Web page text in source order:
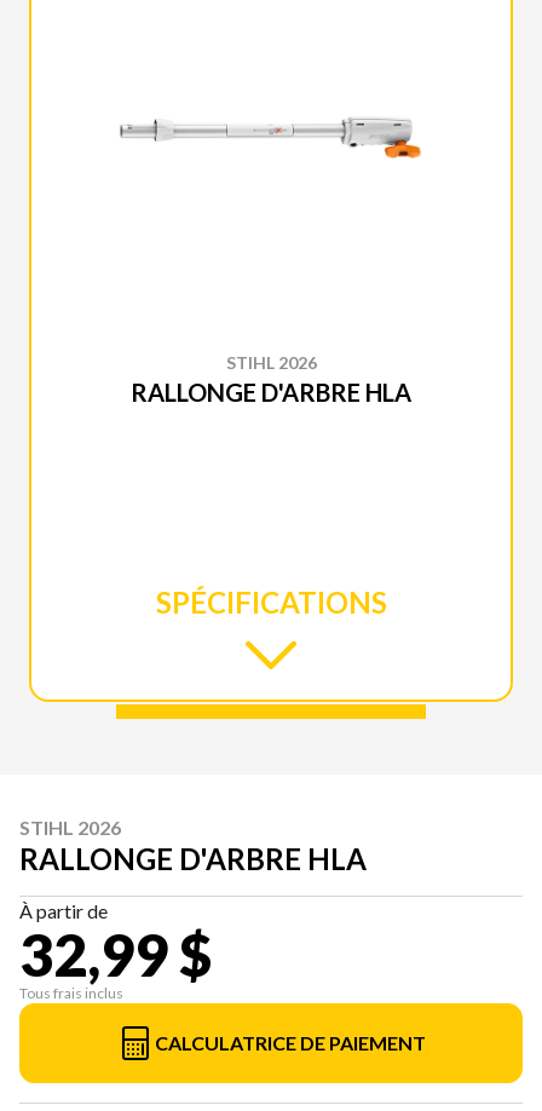
STIHL 2026
RALLONGE D'ARBRE HLA
SPÉCIFICATIONS
STIHL 2026
RALLONGE D'ARBRE HLA
À partir de
32,99 $
Tous frais inclus
CALCULATRICE DE PAIEMENT